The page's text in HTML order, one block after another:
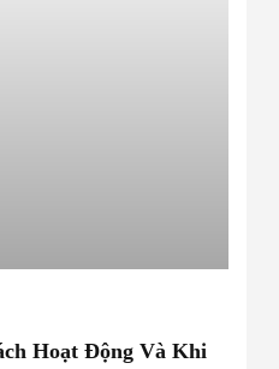
Hoạt Động Và Khi